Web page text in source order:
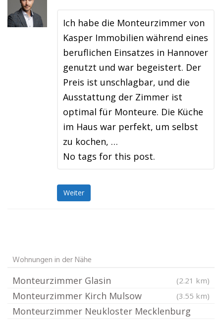
Ich habe die Monteurzimmer von
Kasper Immobilien während eines
beruflichen Einsatzes in Hannover
genutzt und war begeistert. Der
Preis ist unschlagbar, und die
Ausstattung der Zimmer ist
optimal für Monteure. Die Küche
im Haus war perfekt, um selbst
zu kochen, …
No tags for this post.
Weiter
Wohnungen in der Nähe
Monteurzimmer Glasin (2.21 km)
Monteurzimmer Kirch Mulsow (3.55 km)
Monteurzimmer Neukloster Mecklenburg